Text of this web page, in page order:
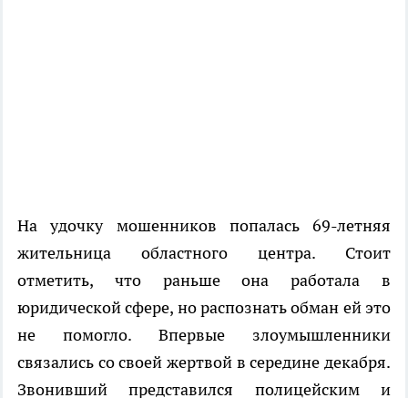
На удочку мошенников попалась 69-летняя
жительница областного центра. Стоит
отметить, что раньше она работала в
юридической сфере, но распознать обман ей это
не помогло. Впервые злоумышленники
связались со своей жертвой в середине декабря.
Звонивший представился полицейским и